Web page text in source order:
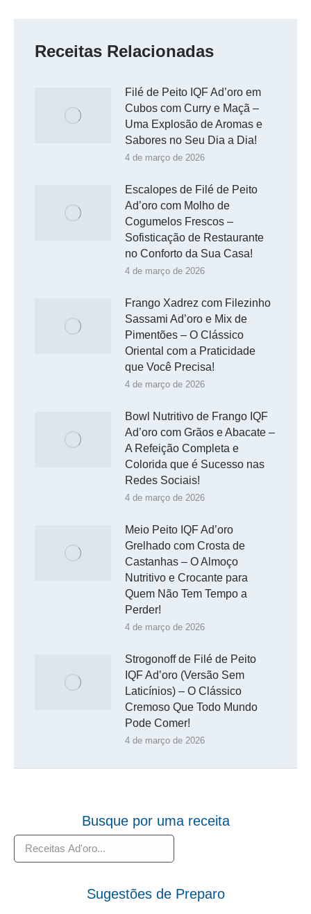
Receitas Relacionadas
Filé de Peito IQF Ad’oro em
Cubos com Curry e Maçã –
Uma Explosão de Aromas e
Sabores no Seu Dia a Dia!
4 de março de 2026
Escalopes de Filé de Peito
Ad’oro com Molho de
Cogumelos Frescos –
Sofisticação de Restaurante
no Conforto da Sua Casa!
4 de março de 2026
Frango Xadrez com Filezinho
Sassami Ad’oro e Mix de
Pimentões – O Clássico
Oriental com a Praticidade
que Você Precisa!
4 de março de 2026
Bowl Nutritivo de Frango IQF
Ad’oro com Grãos e Abacate –
A Refeição Completa e
Colorida que é Sucesso nas
Redes Sociais!
4 de março de 2026
Meio Peito IQF Ad’oro
Grelhado com Crosta de
Castanhas – O Almoço
Nutritivo e Crocante para
Quem Não Tem Tempo a
Perder!
4 de março de 2026
Strogonoff de Filé de Peito
IQF Ad’oro (Versão Sem
Laticínios) – O Clássico
Cremoso Que Todo Mundo
Pode Comer!
4 de março de 2026
Busque por uma receita
Sugestões de Preparo